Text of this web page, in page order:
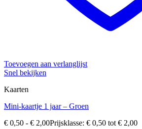
Toevoegen aan verlanglijst
Snel bekijken
Kaarten
Mini-kaartje 1 jaar – Groen
€ 0,50 - € 2,00Prijsklasse: € 0,50 tot € 2,00